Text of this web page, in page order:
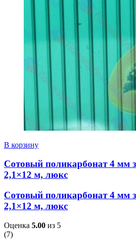
В корзину
Сотовый поликарбонат 4 мм
2,1×12 м, люкс
Сотовый поликарбонат 4 мм
2,1×12 м, люкс
Оценка 5.00 из 5
(7)